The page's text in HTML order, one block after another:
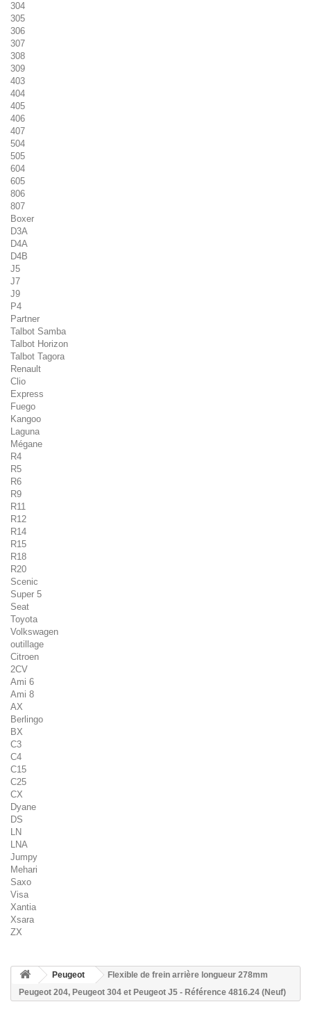
304
305
306
307
308
309
403
404
405
406
407
504
505
604
605
806
807
Boxer
D3A
D4A
D4B
J5
J7
J9
P4
Partner
Talbot Samba
Talbot Horizon
Talbot Tagora
Renault
Clio
Express
Fuego
Kangoo
Laguna
Mégane
R4
R5
R6
R9
R11
R12
R14
R15
R18
R20
Scenic
Super 5
Seat
Toyota
Volkswagen
outillage
Citroen
2CV
Ami 6
Ami 8
AX
Berlingo
BX
C3
C4
C15
C25
CX
Dyane
DS
LN
LNA
Jumpy
Mehari
Saxo
Visa
Xantia
Xsara
ZX
Peugeot
Flexible de frein arrière longueur 278mm
Peugeot 204, Peugeot 304 et Peugeot J5 - Référence 4816.24 (Neuf)